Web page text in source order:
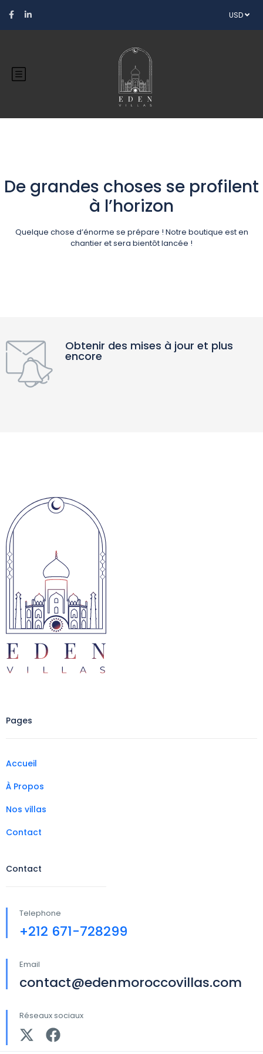
USD
De grandes choses se profilent
à l’horizon
Quelque chose d’énorme se prépare ! Notre boutique est en
chantier et sera bientôt lancée !
Obtenir des mises à jour et plus
encore
Pages
Accueil
À Propos
Nos villas
Contact
Contact
Telephone
+212 671-728299
Email
contact@edenmoroccovillas.com
Réseaux sociaux